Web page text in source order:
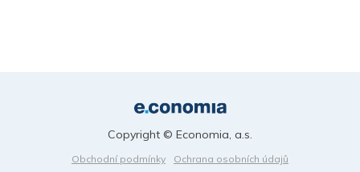
Obchodní podmínky
Ochrana osobních údajů
Copyright © Economia, a.s.